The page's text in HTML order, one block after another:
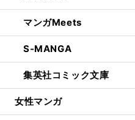
マンガMeets
S-MANGA
集英社コミック文庫
女性マンガ